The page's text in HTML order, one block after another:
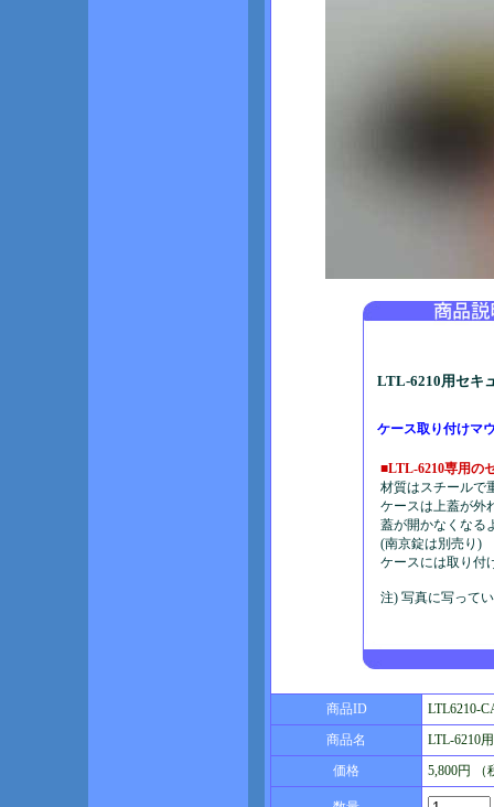
LTL-6210用セキ
ケース取り付けマ
■LTL-6210専用の
材質はスチールで
ケースは上蓋が外
蓋が開かなくなる
(南京錠は別売り)
ケースには取り付
注) 写真に写って
商品ID
LTL6210-
商品名
LTL-6210
価格
5,800円 （